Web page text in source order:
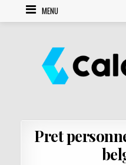
Skip to contentMENU
Pret